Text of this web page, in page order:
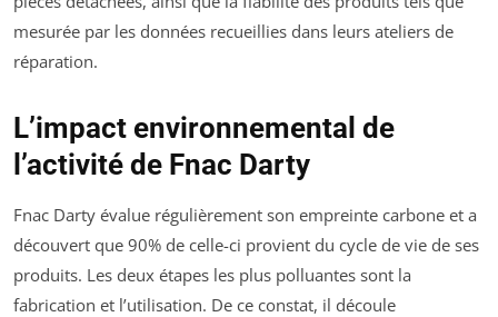
mesurée par les données recueillies dans leurs ateliers de
réparation.
L’impact environnemental de
l’activité de Fnac Darty
Fnac Darty évalue régulièrement son empreinte carbone et a
découvert que 90% de celle-ci provient du cycle de vie de ses
produits. Les deux étapes les plus polluantes sont la
fabrication et l’utilisation. De ce constat, il découle